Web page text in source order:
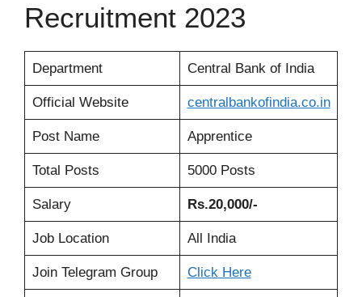
Recruitment 2023
Department Central Bank of India
Official Website centralbankofindia.co.in
Post Name Apprentice
Total Posts 5000 Posts
Salary Rs.20,000/-
Job Location All India
Join Telegram Group Click Here